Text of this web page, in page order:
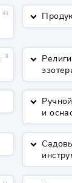
93 keyboard_arrow_down
8 keyboard_arrow_down
keyboard_arrow_down
и
keyboard_arrow_down
полив